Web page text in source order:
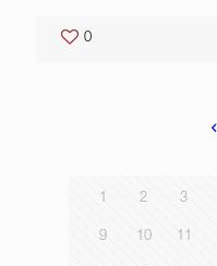
0
1 2 3
9 10 11